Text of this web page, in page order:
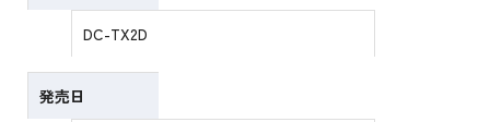
DC-TX2D
発売日